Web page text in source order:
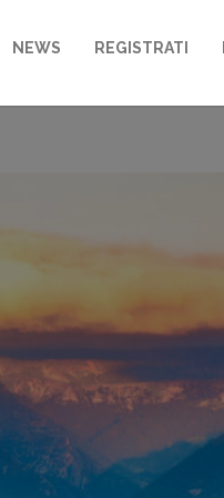
NEWS REGISTRATI